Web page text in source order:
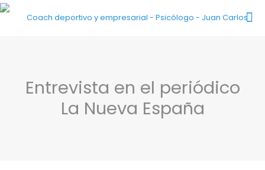
Entrevista en el periódico
La Nueva España